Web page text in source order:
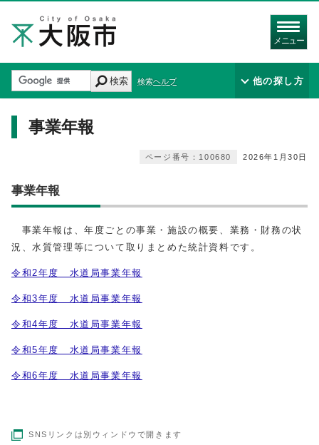
メニュー
検索 検索ヘルプ 他の探し方
事業年報
2026年1月30日
ページ番号：100680
事業年報
事業年報は、年度ごとの事業・施設の概要、業務・財務の状
況、水質管理等について取りまとめた統計資料です。
令和2年度 水道局事業年報
令和3年度 水道局事業年報
令和4年度 水道局事業年報
令和5年度 水道局事業年報
令和6年度 水道局事業年報
SNSリンクは別ウィンドウで開きます